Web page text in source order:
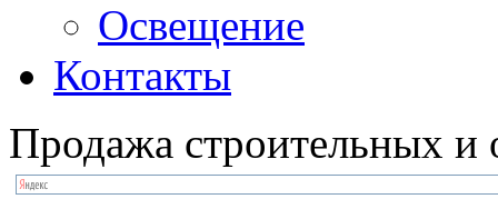
Освещение
Контакты
Продажа строительных и